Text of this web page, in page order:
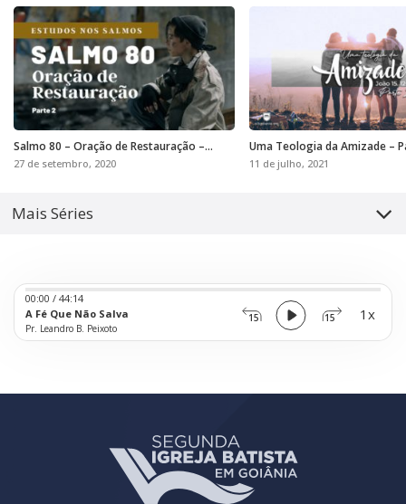
Salmo 80 – Oração de Restauração –
Parte 2
27 de setembro, 2020
Uma Teologia da Amizade –
11 de julho, 2021
Mais Séries
A Fé Que Não Salva
Pr. Leandro B. Peixoto
Audio
Player
15 15
00:00 / 44:14
1x